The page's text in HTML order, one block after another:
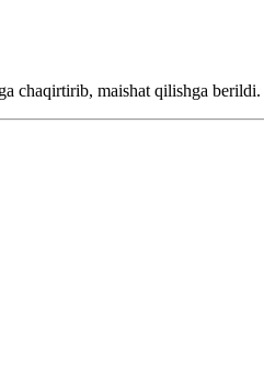
chaqirtirib, maishat qilishga berildi.